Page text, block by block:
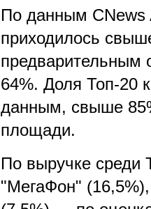
По данным CNews
приходилось
предварительным
64%. Доля Топ-20
данным, свыше
площади.
По выручке среди
"МегаФон"